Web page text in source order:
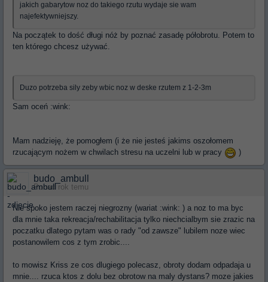
jakich gabarytow noz do takiego rzutu wydaje sie wam
najefektywniejszy.
Na początek to dość długi nóż by poznać zasadę półobrotu. Potem to
ten którego chcesz używać.
Duzo potrzeba sily zeby wbic noz w deske rzutem z 1-2-3m
Sam oceń :wink:
Mam nadzieję, że pomogłem (i że nie jesteś jakims oszołomem
rzucającym nożem w chwilach stresu na uczelni lub w pracy
)
budo_ambull
Ponad rok temu
Nie spoko jestem raczej niegrozny (wariat :wink: ) a noz to ma byc
dla mnie taka rekreacja/rechabilitacja tylko niechcialbym sie zrazic na
poczatku dlatego pytam was o rady "od zawsze" lubilem noze wiec
postanowilem cos z tym zrobic....
to mowisz Kriss ze cos dlugiego polecasz, obroty dodam odpadaja u
mnie.... rzuca ktos z dolu bez obrotow na maly dystans? moze jakies